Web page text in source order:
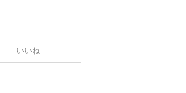
いいね